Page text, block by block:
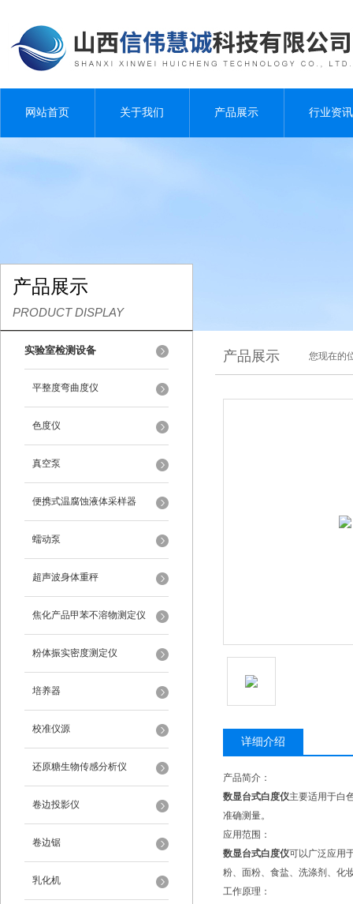
网站首页 关于我们 产品展示 行业资讯
产品展示
PRODUCT DISPLAY
实验室检测设备
平整度弯曲度仪
色度仪
真空泵
便携式温腐蚀液体采样器
蠕动泵
超声波身体重秤
焦化产品甲苯不溶物测定仪
粉体振实密度测定仪
培养器
校准仪源
还原糖生物传感分析仪
卷边投影仪
卷边锯
乳化机
产品展示 您现在的
详细介绍
产品简介：
数显台式白度仪主要适用于白
准确测量。
应用范围：
数显台式白度仪可以广泛应用
粉、面粉、食盐、洗涤剂、化
工作原理：